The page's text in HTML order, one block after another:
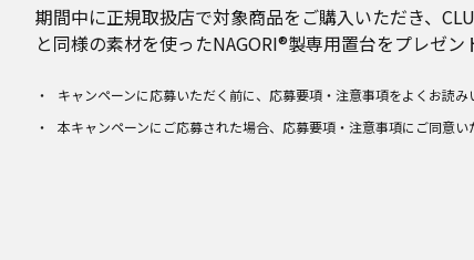
期間中に正規取扱店で対象商品をご購入いただき、
と同様の素材を使ったNAGORI®製専用置台をプレゼン
キャンペーンに応募いただく前に、応募要項・注意事項をよくお読み
本キャンペーンにご応募された場合、応募要項・注意事項にご同意い